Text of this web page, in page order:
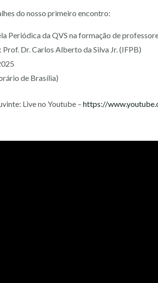
do nosso primeiro encontro:
Periódica da QVS na formação de
Prof. Dr. Carlos Alberto da Silva Jr. (IFPB)
de Brasília)
Live no Youtube – https://